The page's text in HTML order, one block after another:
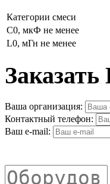
Категории смеси
С0, мкФ не менее
L0, мГн не менее
Ваша организация:
Контактный телефон:
Ваш e-mail: